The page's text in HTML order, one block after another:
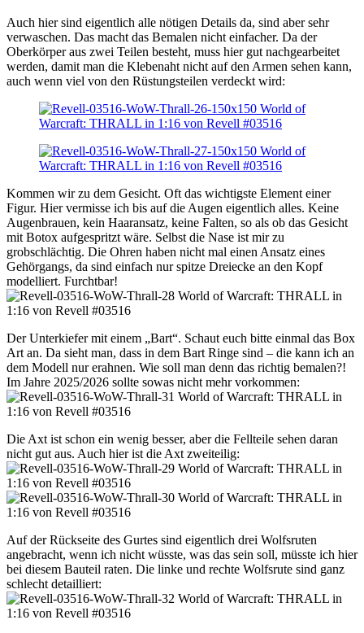
Auch hier sind eigentlich alle nötigen Details da, sind aber sehr
verwaschen. Das macht das Bemalen nicht einfacher. Da der
Oberkörper aus zwei Teilen besteht, muss hier gut nachgearbeitet
werden, damit man die Klebenaht nicht auf den Armen sehen kann,
auch wenn viel von den Rüstungsteilen verdeckt wird:
Kommen wir zu dem Gesicht. Oft das wichtigste Element einer
Figur. Hier vermisse ich bis auf die Augen eigentlich alles. Keine
Augenbrauen, kein Haaransatz, keine Falten, so als ob das Gesicht
mit Botox aufgespritzt wäre. Selbst die Nase ist mir zu
grobschlächtig. Die Ohren haben nicht mal einen Ansatz eines
Gehörgangs, da sind einfach nur spitze Dreiecke an den Kopf
modelliert. Furchtbar!
Der Unterkiefer mit einem „Bart“. Schaut euch bitte einmal das Box
Art an. Da sieht man, dass in dem Bart Ringe sind – die kann ich an
dem Modell nur erahnen. Wie soll man denn das richtig bemalen?!
Im Jahre 2025/2026 sollte sowas nicht mehr vorkommen:
Die Axt ist schon ein wenig besser, aber die Fellteile sehen daran
nicht gut aus. Auch hier ist die Axt zweiteilig:
Auf der Rückseite des Gurtes sind eigentlich drei Wolfsruten
angebracht, wenn ich nicht wüsste, was das sein soll, müsste ich hier
bei diesem Bauteil raten. Die linke und rechte Wolfsrute sind ganz
schlecht detailliert: